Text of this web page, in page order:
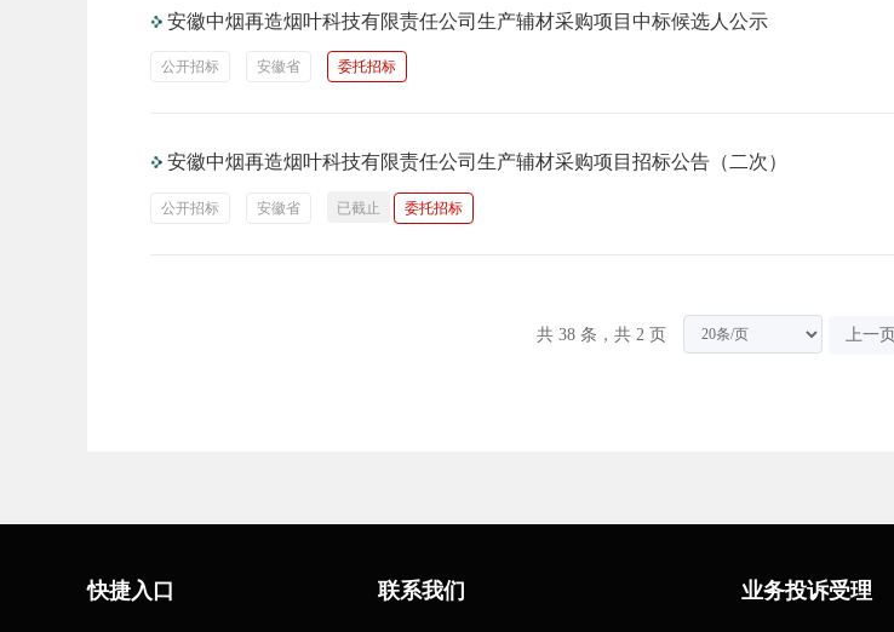
安徽中烟再造烟叶科技有限责任公司生产辅材采购项目中标候选人公示
公开招标 安徽省 委托招标
安徽中烟再造烟叶科技有限责任公司生产辅材采购项目招标公告（二次）
公开招标 安徽省 已截止 委托招标
共 38 条，共 2 页 上一页
快捷入口 联系我们 业务投诉受理